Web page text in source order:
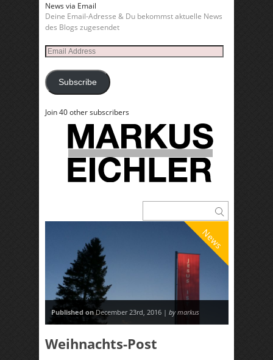
News via Email
Deine Email-Adresse & Du bekommst aktuelle News
des Blogs zugesendet
Email
Address
Subscribe
Join 40 other subscribers
News
Published onDecember 23rd, 2016 | by markus
Weihnachts-Post